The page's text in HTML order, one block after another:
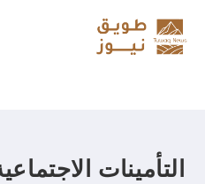
التأمينات